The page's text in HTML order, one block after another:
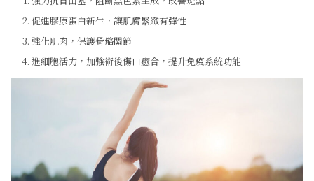
促進膠原蛋白新生，讓肌膚緊緻有彈性
強化肌肉，保護骨骼關節
進細胞活力，加強術後傷口癒合，提升免疫系統功能